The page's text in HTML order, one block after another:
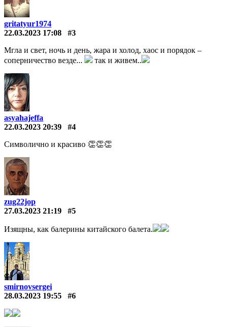
gritatyur1974
22.03.2023 17:08
#3
Мгла и свет, ночь и день, жара и холод, хаос и порядок –
соперничество везде...
так и живем..
asyahajeffa
22.03.2023 20:39
#4
Символично и красиво 👏👏👏
zug22jop
27.03.2023 21:19
#5
Изящны, как балерины китайского балета.
smirnovsergei
28.03.2023 19:55
#6